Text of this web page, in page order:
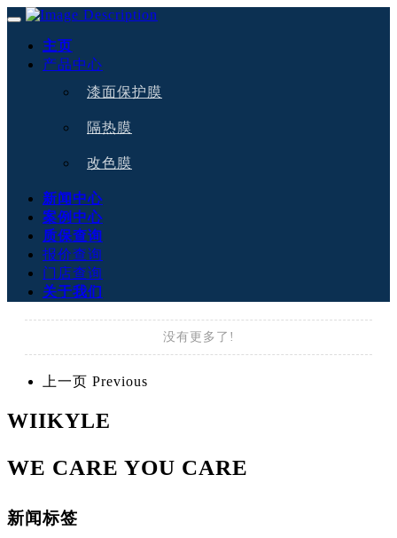
主页
产品中心
漆面保护膜
隔热膜
改色膜
新闻中心
案例中心
质保查询
报价查询
门店查询
关于我们
没有更多了!
上一页 Previous
WIIKYLE
WE CARE YOU CARE
新闻标签